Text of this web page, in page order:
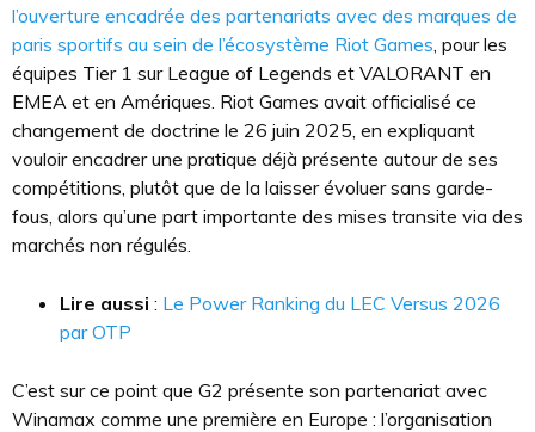
l’ouverture encadrée des partenariats avec des marques de
paris sportifs au sein de l’écosystème Riot Games, pour les
équipes Tier 1 sur League of Legends et VALORANT en
EMEA et en Amériques. Riot Games avait officialisé ce
changement de doctrine le 26 juin 2025, en expliquant
vouloir encadrer une pratique déjà présente autour de ses
compétitions, plutôt que de la laisser évoluer sans garde-
fous, alors qu’une part importante des mises transite via des
marchés non régulés.
Lire aussi : Le Power Ranking du LEC Versus 2026
par OTP
C’est sur ce point que G2 présente son partenariat avec
Winamax comme une première en Europe : l’organisation